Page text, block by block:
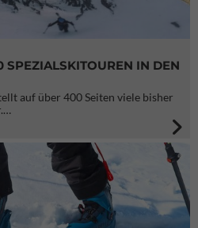
SPEZIALSKITOUREN IN DEN
auf über 400 Seiten viele bisher